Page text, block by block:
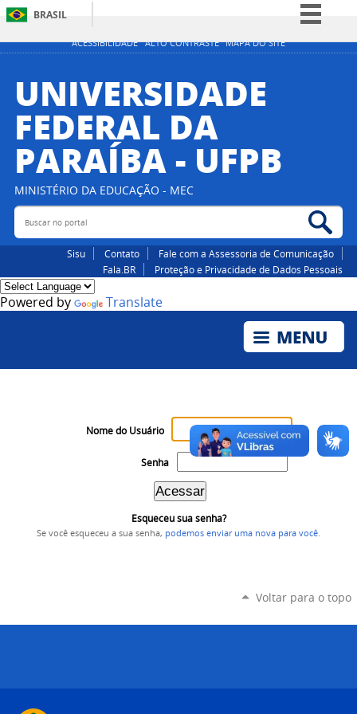
ACESSIBILIDADE ALTO CONTRASTE MAPA DO SITE
BRASIL
Simplifique!
Participe
Acesso à informação
Canais
UNIVERSIDADE
FEDERAL DA
PARAÍBA - UFPB
MINISTÉRIO DA EDUCAÇÃO - MEC
Buscar no portal
Sisu Contato
Fale com a Assessoria de Comunicação
Fala.BR
Proteção e Privacidade de Dados Pessoais
Powered by Translate
Nome do Usuário
Senha
Esqueceu sua senha?
Se você esqueceu a sua senha, podemos enviar uma nova para você
Voltar para o topo